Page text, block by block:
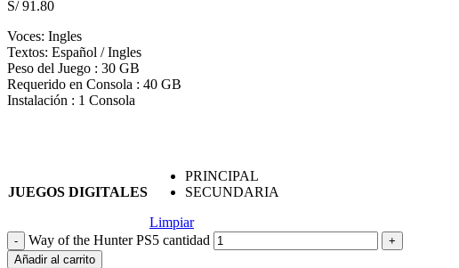
S/91.80
Voces: Ingles
Textos: Español / Ingles
Peso del Juego : 30 GB
Requerido en Consola : 40 GB
Instalación : 1 Consola
JUEGOS DIGITALES
PRINCIPAL
SECUNDARIA
Limpiar
Way of the Hunter PS5 cantidad
Añadir al carrito